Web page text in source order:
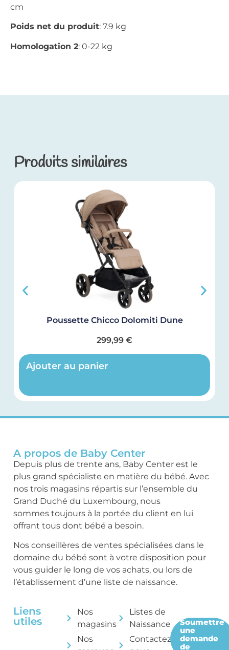
cm
Poids net du produit: 7.9 kg
Homologation 2: 0-22 kg
Produits similaires
Poussette Chicco Dolomiti Dune
299,99 €
Ajouter au panier
A propos de Baby Center
Depuis plus de trente ans, Baby Center est le
plus grand spécialiste en matière du bébé. Avec
nos trois magasins répartis sur l’ensemble du
Grand Duché du Luxembourg, nous
sommes toujours à la portée du client en lui
offrant tous dont bébé a besoin.
Nos conseillères de ventes spécialisées dans le
domaine du bébé sont à votre disposition pour
vous guider le long de vos achats, ou lors de
l’établissement d’une liste de naissance.
Liens
utiles
Nos
magasins
Nos
Listes de
Naissance
Contactez-
Soumettre
une
demande
de